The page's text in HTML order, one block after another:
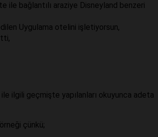
ile bağlantılı araziye Disneyland benzeri
Uygulama otelini işletiyorsun,
ile ilgili geçmişte yapılanları okuyunca adeta
çünkü;